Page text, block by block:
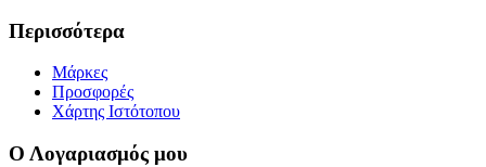
Περισσότερα
Μάρκες
Προσφορές
Χάρτης Ιστότοπου
Ο Λογαριασμός μου